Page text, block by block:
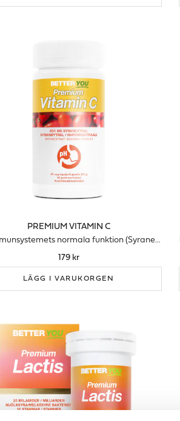
PREMIUM VITAMIN C
För immunsystemets normala funktion (Syraneutral)
179 kr
LÄGG I VARUKORGEN